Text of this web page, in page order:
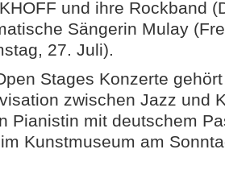
und ihre Rockband
Sängerin Mulay
27. Juli).
Stages Konzerte
zwischen Jazz und
Pianistin mit deutschem
Kunstmuseum am